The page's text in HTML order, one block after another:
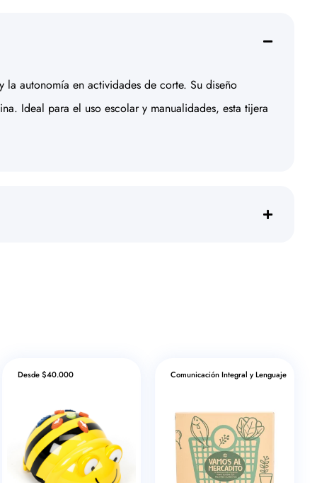
autonomía en actividades de corte. Su diseño
Ideal para el uso escolar y manualidades, esta tijera
Desde $40.000 Comunicación Integral y Lenguaje